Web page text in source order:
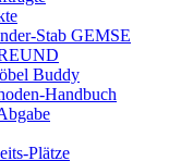
Stab GEMSE
Buddy
Handbuch
Plätze